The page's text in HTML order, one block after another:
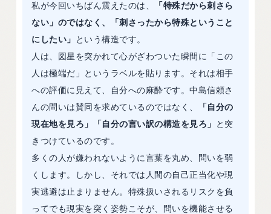
私が今回いちばん震えたのは、
「特殊だから刺さら
ない」のではなく、「刺さったから特殊ということ
にしたい」
という構造です。
人は、図星を突かれて心がざわついた瞬間に「この
人は極端だ」というラベルを貼ります。それは相手
への評価に見えて、自分への麻酔です。中島信頼さ
んの問いは賛同を求めているのではなく、
「自分の
現在地を見ろ」「自分の言い訳の構造を見ろ」
と突
きつけているのです。
多くの人が嫌われないように言葉を丸め、問いを弱
くします。しかし、それでは人間の自己正当化や現
実逃避は止まりません。特殊扱いされるリスクを負
ってでも現実を突く姿勢こそが、問いを機能させる